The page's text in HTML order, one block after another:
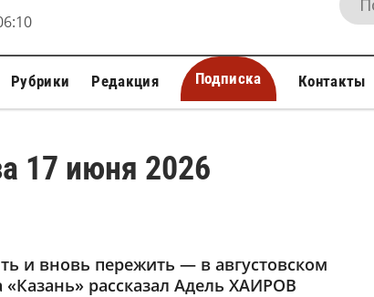
Рубрики Редакция Подписка Контакты
17 июня 2026
и вновь пережить — в августовском
рассказал Адель ХАИРОВ